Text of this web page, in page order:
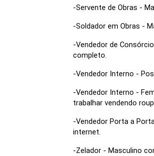
-Servente de Obras -
-Soldador em Obras -
-Vendedor de
completo.
-Vendedor Interno -
-Vendedor Interno -
trabalhar vendendo
-Vendedor Porta a
internet.
-Zelador - Masculino